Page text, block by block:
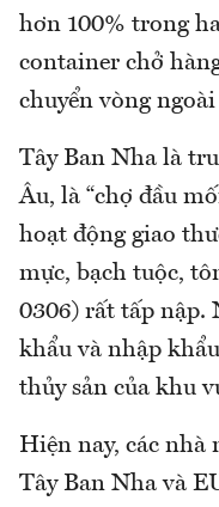
hơn 100% trong
container chở
chuyển vòng
Tây Ban Nha là
Âu, là “chợ đầu
hoạt động giao
mực, bạch tuộc,
0306) rất tấp nập.
khẩu và nhập
thủy sản của khu
Hiện nay, các nhà
Tây Ban Nha và